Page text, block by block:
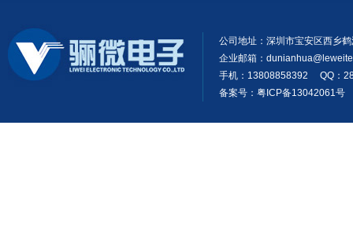
公司地址：深圳市宝安区西乡
企业邮箱：
手机：13808858392 QQ：
备案号：粤ICP备13042061号